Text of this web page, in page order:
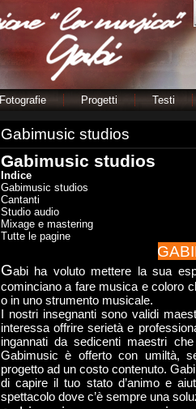
Fotografie Progetti Testi
Gabimusic studios
Gabimusic studios
Indice
Gabimusic studios
Cantanti
Studio audio
Mixage e mastering
Tutte le pagine
Gabi ha voluto mettere la sua
cominciano a fare musica e coloro
o in uno strumento musicale.
I nostri insegnanti sono validi
interessa offrire serietà e
ingannati da sedicenti maestri
Gabimusic è offerto con umiltà,
progetto ad un costo contenuto.
di capire il tuo stato d’animo e
spettacolo dove c’è sempre una